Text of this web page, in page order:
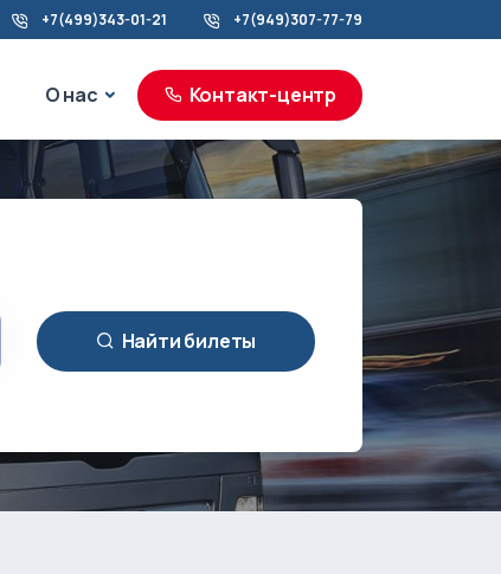
+7(499)343-01-21 +7(949)307-77-79
О насО нас Контакт-центр
Найти билеты